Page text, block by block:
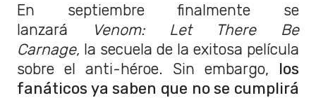
En septiembre finalmente se
lanzará
Venom: Let There Be
Carnage, la secuela de la exitosa película
sobre el anti-héroe. Sin embargo, los
fanáticos ya saben que no se cumplirá